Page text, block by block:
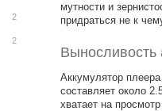
мутности и
придраться не к
Выносливость
Аккумулятор
составляет около
хватает на
2
2